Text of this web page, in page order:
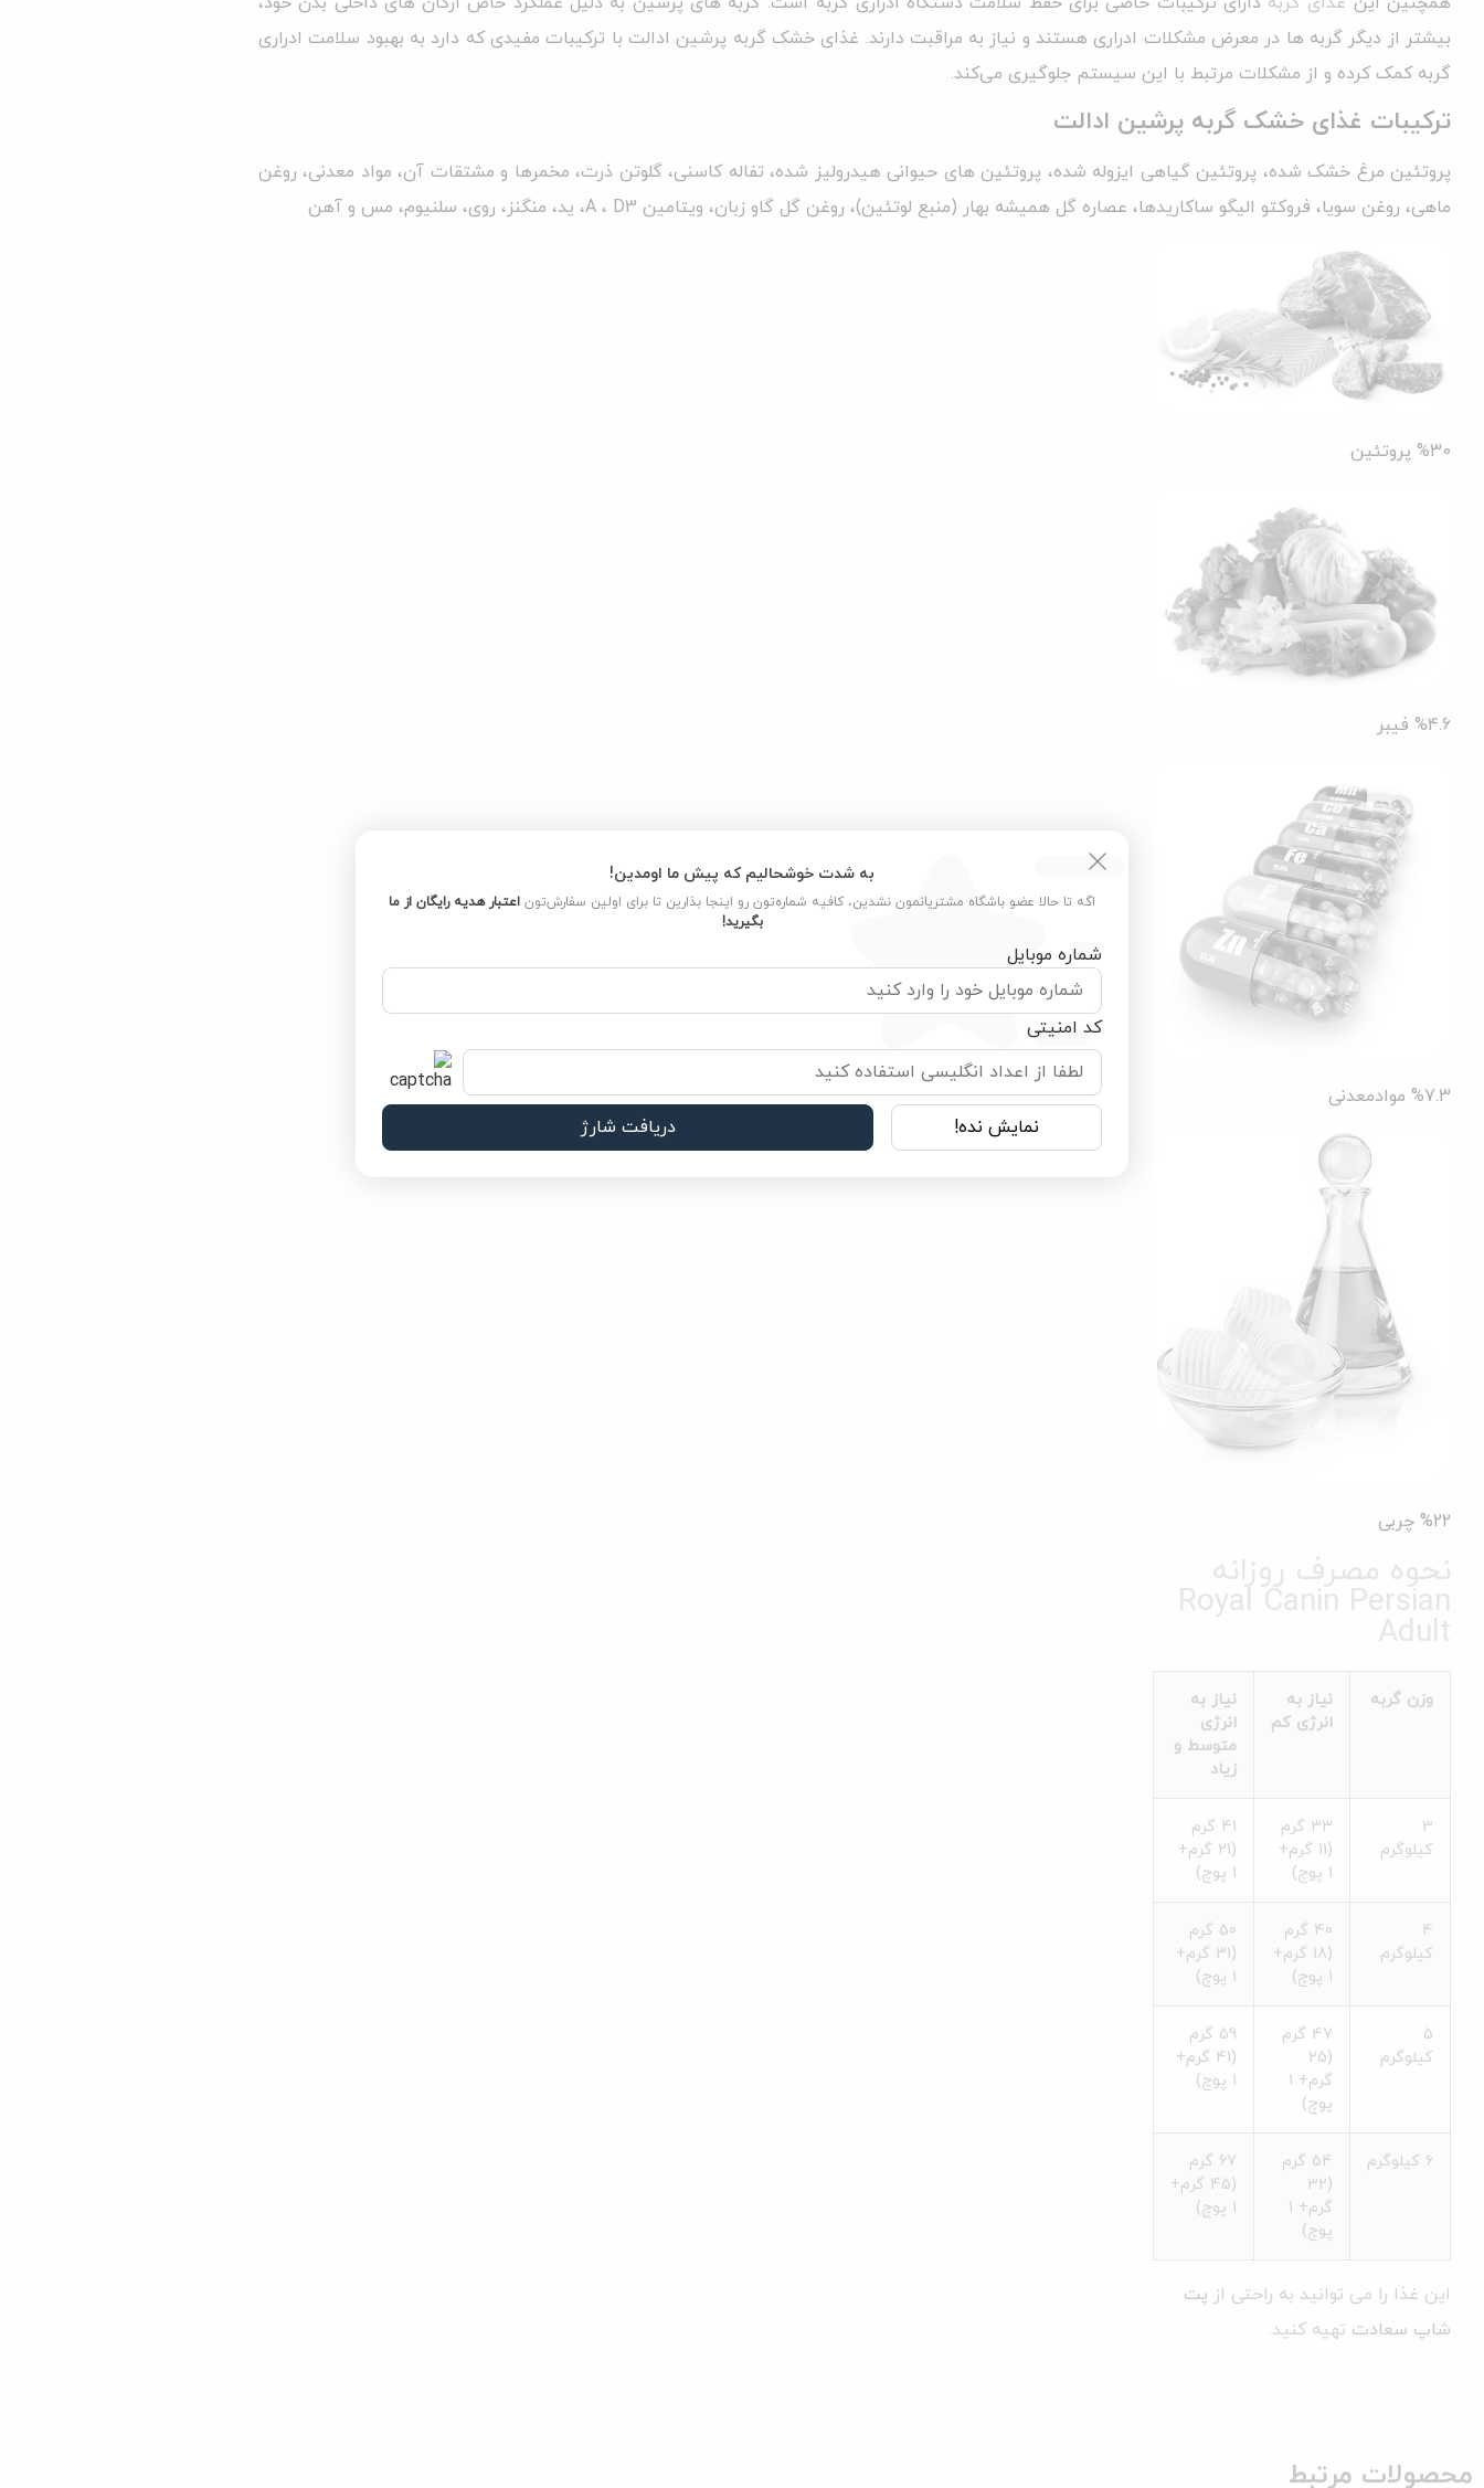
بیشتر از دیگر گربه ها در معرض مشکلات ادراری هستند و نیاز به مراقبت دارند. غذای خشک گربه پرشین ادالت با ترکیبات مفیدی که دارد به بهبود سلامت ادراری
گربه کمک کرده و از مشکلات مرتبط با این سیستم جلوگیری می‌کند.
ترکیبات غذای خشک گربه پرشین ادالت
پروتئین مرغ خشک شده، پروتئین گیاهی ایزوله شده، پروتئین های حیوانی هیدرولیز شده، تفاله کاسنی، گلوتن ذرت، مخمرها و مشتقات آن، مواد معدنی، روغن
ماهی، روغن سویا، فروکتو الیگو ساکاریدها، عصاره گل همیشه بهار (منبع لوتئین)، روغن گل گاو زبان، ویتامین A ، D3، ید، منگنز، روی، سلنیوم، مس و آهن
%30 پروتئین
%4.6 فیبر
%7.3 موادمعدنی
%22 چربی
نحوه مصرف روزانه
Royal Canin Persian
Adult
وزن گربه
نیاز به
انرژی کم
نیاز به
انرژی
متوسط و
زیاد
3
کیلوگرم
33 گرم
(11 گرم+
1 پوچ)
41 گرم
(21 گرم+
1 پوچ)
4
کیلوگرم
40 گرم
(18 گرم+
1 پوچ)
50 گرم
(31 گرم+
1 پوچ)
5
کیلوگرم
47 گرم
(25
گرم+ 1
پوچ)
59 گرم
(41 گرم+
1 پوچ)
6 کیلوگرم
54 گرم
(32
گرم+ 1
پوچ)
67 گرم
(45 گرم+
1 پوچ)
این غذا را می توانید به راحتی از پت
شاپ سعادت تهیه کنید.
محصولات مرتبط
به شدت خوشحالیم که پیش ما اومدین!
اگه تا حالا عضو باشگاه مشتریانمون نشدین، کافیه شماره‌تون رو اینجا بذارین تا برای اولین سفارش‌تون اعتبار هدیه رایگان از ما
بگیرید!
شماره موبایل
کد امنیتی
نمایش نده! دریافت شارژ